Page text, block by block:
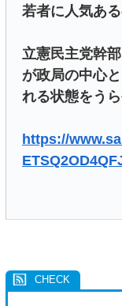
若者に人気あ
立憲民主党幹
が政局の中心
れる状態をう
https://